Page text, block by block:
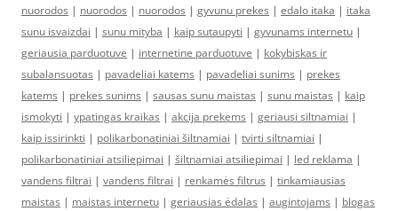
nuorodos | nuorodos | nuorodos | gyvunu prekes | edalo itaka | itaka
sunu isvaizdai | sunu mityba | kaip sutaupyti | gyvunams internetu |
geriausia parduotuve | internetine parduotuve | kokybiskas ir
subalansuotas | pavadeliai katems | pavadeliai sunims | prekes
katems | prekes sunims | sausas sunu maistas | sunu maistas | kaip
ismokyti | ypatingas kraikas | akcija prekems | geriausi siltnamiai |
kaip issirinkti | polikarbonatiniai šiltnamiai | tvirti siltnamiai |
polikarbonatiniai atsiliepimai | šiltnamiai atsiliepimai | led reklama |
vandens filtrai | vandens filtrai | renkamės filtrus | tinkamiausias
maistas | maistas internetu | geriausias ėdalas | augintojams | blogas